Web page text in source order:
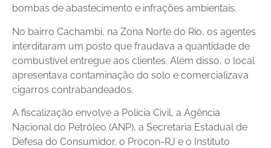
bombas de abastecimento e infrações ambientais.
No bairro Cachambi, na Zona Norte do Rio, os agentes
interditaram um posto que fraudava a quantidade de
combustível entregue aos clientes. Além disso, o local
apresentava contaminação do solo e comercializava
cigarros contrabandeados.
A fiscalização envolve a Polícia Civil, a Agência
Nacional do Petróleo (ANP), a Secretaria Estadual de
Defesa do Consumidor, o Procon-RJ e o Instituto